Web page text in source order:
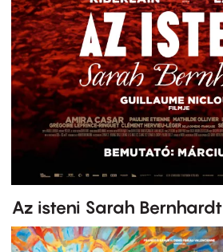
Az isteni Sarah Bernhardt